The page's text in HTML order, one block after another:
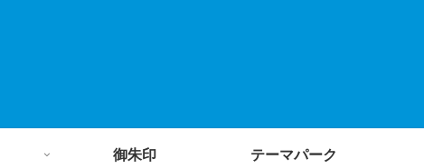
御朱印 テーマパーク